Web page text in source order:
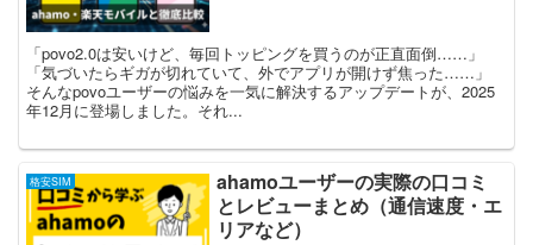
「povo2.0は安いけど、毎回トッピングを買うのが正直面倒……」
「気づいたらギガが切れていて、外でアプリが開けず焦った……」
そんなpovoユーザーの悩みを一気に解決するアップデートが、2025
年12月に登場しました。それ...
格安SIM
ahamoユーザーの実際の口コミ
とレビューまとめ（通信速度・エ
リアなど）